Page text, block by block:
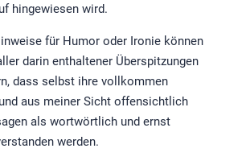
hingewiesen wird.
für Humor oder Ironie können
darin enthaltener Überspitzungen
dass selbst ihre vollkommen
aus meiner Sicht offensichtlich
als wortwörtlich und ernst
werden.